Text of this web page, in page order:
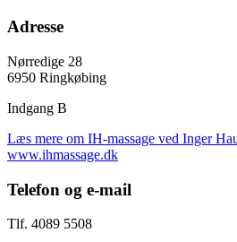
Adresse
Nørredige 28
6950 Ringkøbing
Indgang B
Læs mere om IH-massage ved Inger
www.ihmassage.dk
Telefon og e-mail
Tlf. 4089 5508